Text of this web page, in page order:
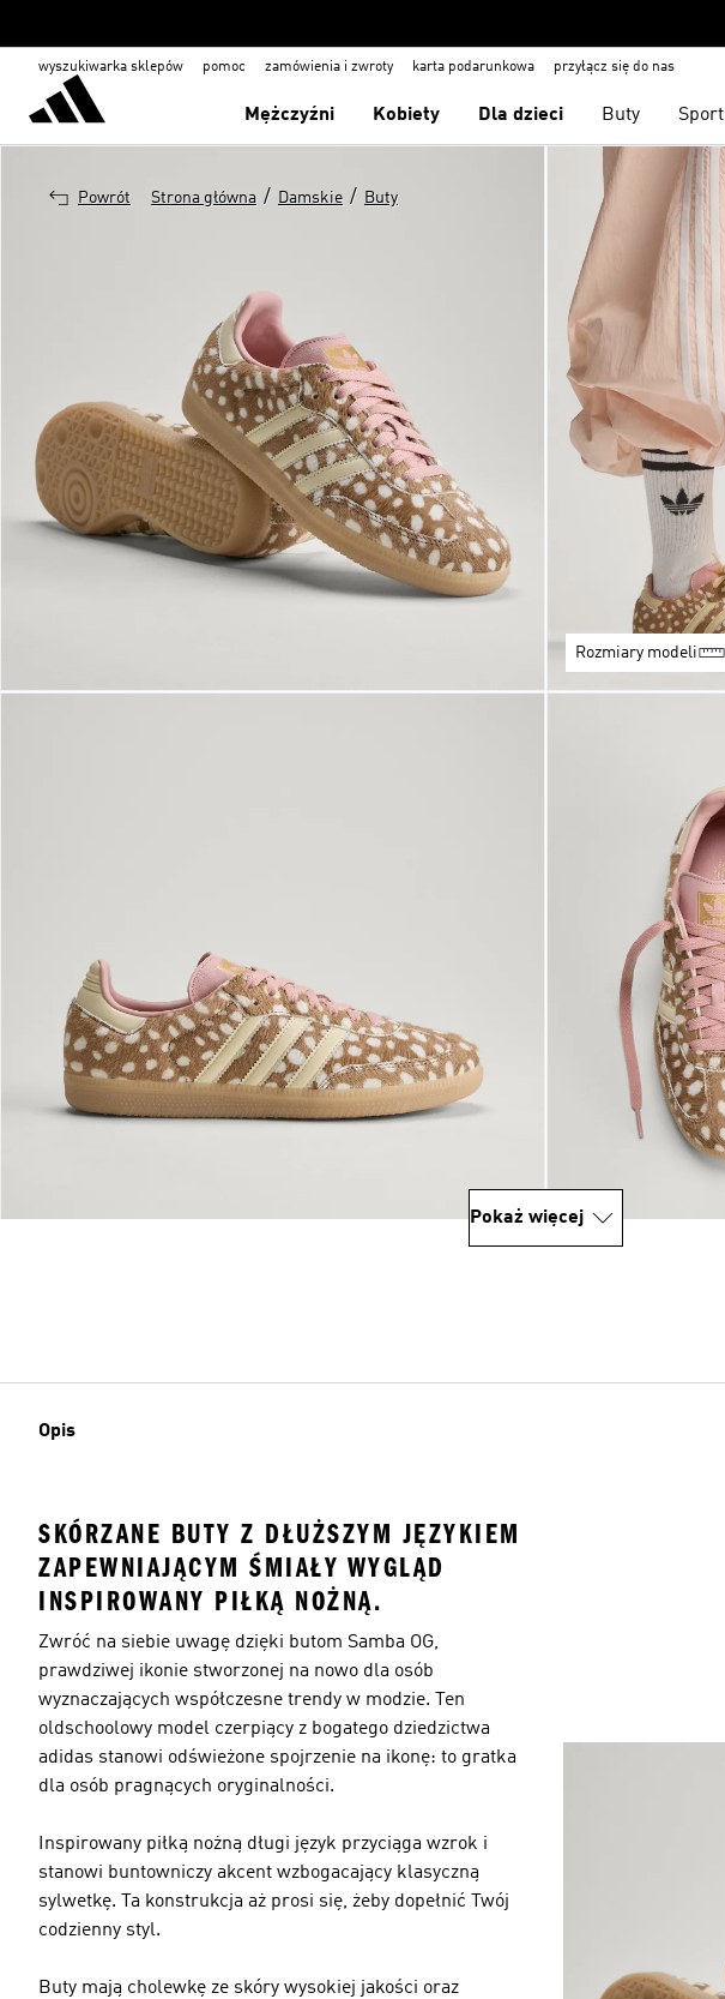
wyszukiwarka sklepów pomoc zamówienia i zwroty karta podarunkowa przyłącz się do nas
Mężczyźni Kobiety Dla dzieci Buty Sport
Powrót Strona główna / Damskie / Buty
Rozmiary modeli
Pokaż więcej
Opis
SKÓRZANE BUTY Z DŁUŻSZYM JĘZYKIEM
ZAPEWNIAJĄCYM ŚMIAŁY WYGLĄD
INSPIROWANY PIŁKĄ NOŻNĄ.
Zwróć na siebie uwagę dzięki butom Samba OG,
prawdziwej ikonie stworzonej na nowo dla osób
wyznaczających współczesne trendy w modzie. Ten
oldschoolowy model czerpiący z bogatego dziedzictwa
adidas stanowi odświeżone spojrzenie na ikonę: to gratka
dla osób pragnących oryginalności.
Inspirowany piłką nożną długi język przyciąga wzrok i
stanowi buntowniczy akcent wzbogacający klasyczną
sylwetkę. Ta konstrukcja aż prosi się, żeby dopełnić Twój
codzienny styl.
Buty mają cholewkę ze skóry wysokiej jakości oraz